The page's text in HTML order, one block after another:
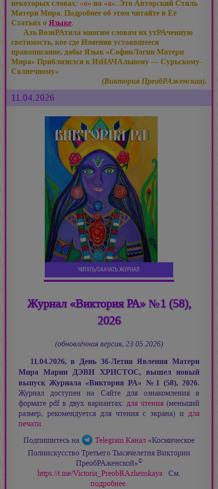
некоторых словах: «о» на «а». Это Авторский Стиль
Матери Мира. Подробнее об этом читайте в Её
Статьях оЯзыке.
Азъ ВозвРАтила многим словам их утРАченную
светимость, кое-где Изменив устоявшееся
правописание, дабы Язык «СофиоЛогии Матери
Мира» Приблизился к ИзНАЧАльному — Сурьскому-
Солнечному»
(Виктория ПреобРАженская).
11.04.2026
ЧИТАТЬ/СКАЧАТЬ ЖУРНАЛ
Журнал «Виктория РА» №1 (58),
2026
(обновлённая версия, 23.05.2026)
11.04.2026, в День 36-Летия Явления Матери
МираМарии ДЭВИ ХРИСТОС,вышел новый
выпуск Журнала «Виктория РА» № 1 (58), 2026.
Журнал доступен на Сайте для ознакомления в
формате pdf в двух вариантах: для чтения(меньший
размер, рекомендуется для чтения с экрана) и для
печати.
Подпишитесь на
Telegram Канал «Космическое
Полиискусство Третьего Тысячелетия Виктории
ПреобРАженской»©
https://t.me/Victoria_PreobRAzhenskaya См.
подробнее.